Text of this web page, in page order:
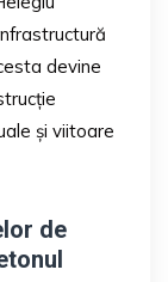
devine
și viitoare
de